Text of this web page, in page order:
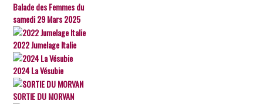
Balade des Femmes du
samedi 29 Mars 2025
2022 Jumelage Italie
2024 La Vésubie
SORTIE DU MORVAN